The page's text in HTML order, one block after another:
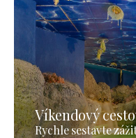
Víkendový
Rychle sestavte